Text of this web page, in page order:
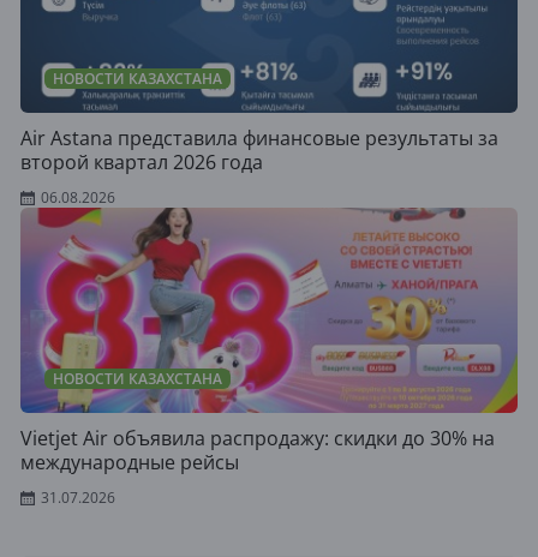
НОВОСТИ КАЗАХСТАНА
Air Astana представила финансовые результаты за
второй квартал 2026 года
06.08.2026
НОВОСТИ КАЗАХСТАНА
Vietjet Air объявила распродажу: скидки до 30% на
международные рейсы
31.07.2026